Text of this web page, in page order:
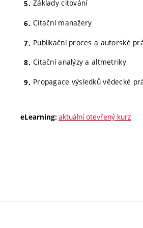
Základy citování
Citační manažery
Publikační proces a autorské
Citační analýzy a altmetriky
Propagace výsledků vědecké
eLearning: aktuální otevřený kurz